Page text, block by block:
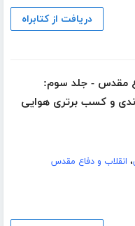
دریافت از کتابراه
مقدس - جلد سوم:
- 99 موسوم به 140 فروندی و کسب برتری هوایی
، انقلاب و دفاع مقدس